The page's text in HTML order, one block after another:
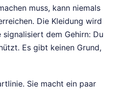
muss, kann niemals
Die Kleidung wird
signalisiert dem Gehirn: Du
Es gibt keinen Grund,
Sie macht ein paar